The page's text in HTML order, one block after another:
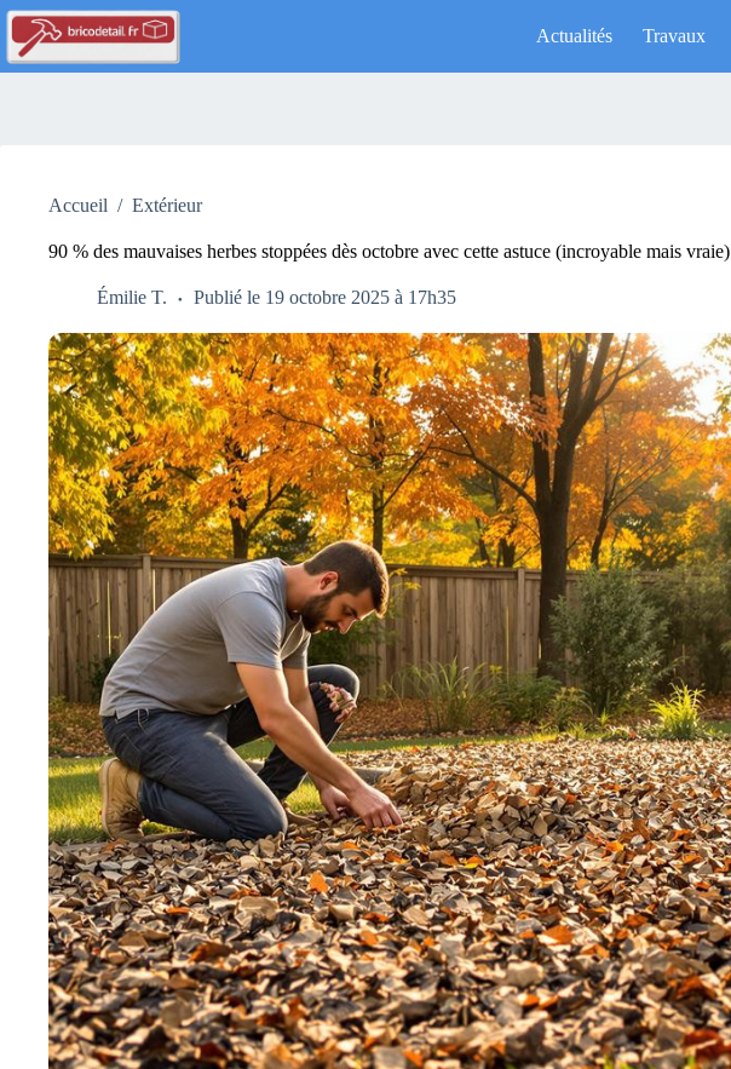
Passer
contenu
Actualités Travaux
Accueil / Extérieur
90 % des mauvaises herbes stoppées dès octobre avec cette astuce (incroyable mais vraie)
Émilie T. Publié le 19 octobre 2025 à 17h35